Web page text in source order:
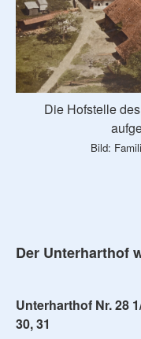
Die Hofstelle
Bild:
Der Unterharthof
Unterharthof Nr. 28
30, 31